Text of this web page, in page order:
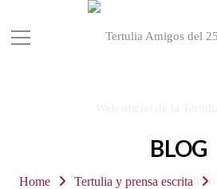
BLOG
Home Tertulia y prensa escrita